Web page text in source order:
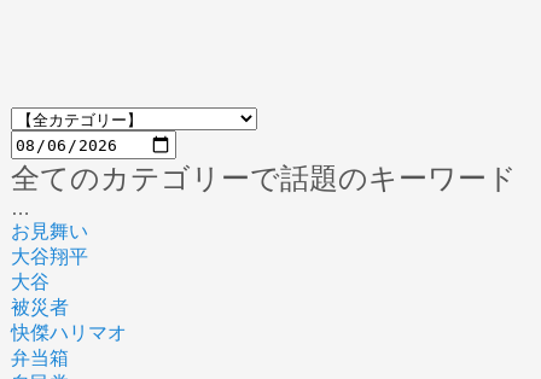
全てのカテゴリーで話題のキーワード
…
お見舞い
大谷翔平
大谷
被災者
快傑ハリマオ
弁当箱